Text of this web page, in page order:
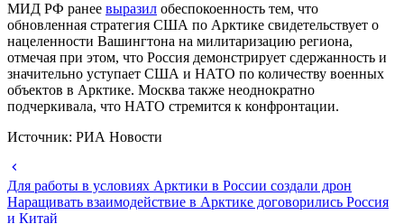
МИД РФ ранее выразил обеспокоенность тем, что
обновленная стратегия США по Арктике свидетельствует о
нацеленности Вашингтона на милитаризацию региона,
отмечая при этом, что Россия демонстрирует сдержанность и
значительно уступает США и НАТО по количеству военных
объектов в Арктике. Москва также неоднократно
подчеркивала, что НАТО стремится к конфронтации.
Источник: РИА Новости
Для работы в условиях Арктики в России создали дрон
Наращивать взаимодействие в Арктике договорились Россия
и Китай